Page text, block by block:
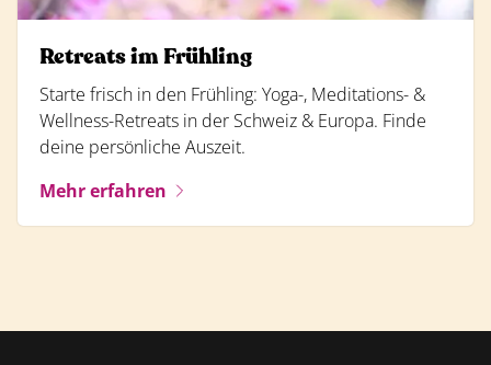
Retreats im Frühling
Starte frisch in den Frühling: Yoga-, Meditations- &
Wellness-Retreats in der Schweiz & Europa. Finde
deine persönliche Auszeit.
Mehr erfahren